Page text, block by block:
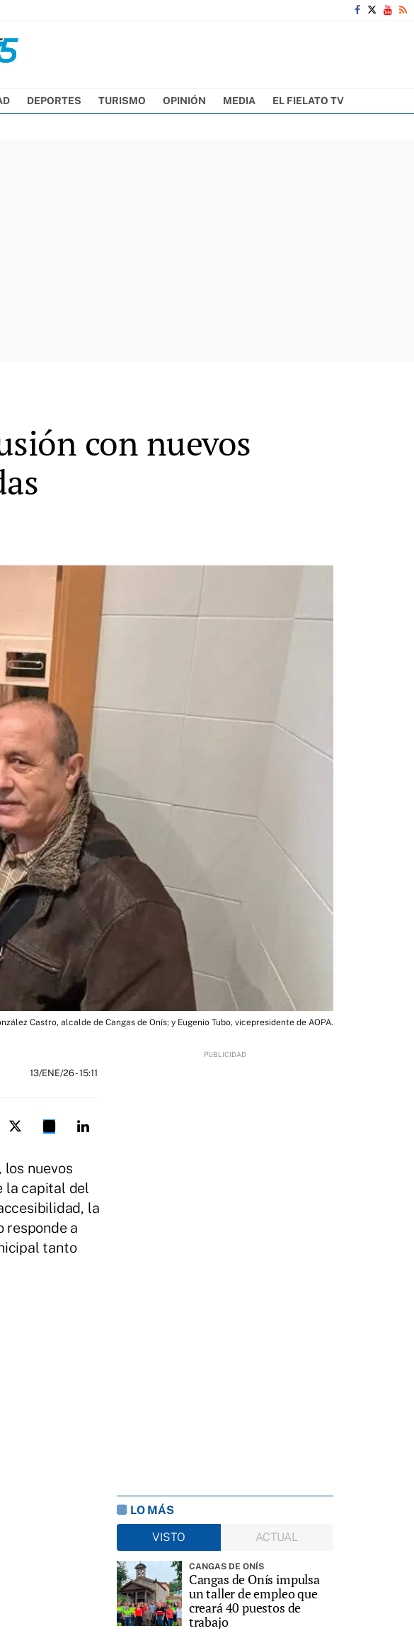
DEPORTES TURISMO OPINIÓN MEDIA EL FIELATO TV
con nuevos
Castro, alcalde de Cangas de Onís; y Eugenio Tubo, vicepresidente de AOPA.
13/ENE/26- 15:11
los nuevos
la capital del
la
responde a
tanto
LO MÁS
VISTO
ACTUAL
CANGAS DE ONÍS
Cangas de Onís impulsa
un taller de empleo que
creará 40 puestos de
trabajo